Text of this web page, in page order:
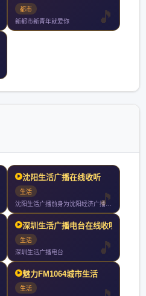
都市
新都市新青年就爱你
沈阳生活广播在线收听
生活
沈阳生活广播前身为沈阳经济广播年开播年直播是东三省第一家直播
深圳生活广播电台在线收听
生活
深圳生活广播电台
魅力FM1064城市生活
生活